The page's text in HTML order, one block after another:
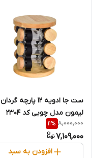
ست جا ادویه ۱۲ پارچه گردان
لیمون مدل چوبی کد 2304
8,000,000
11%
7,109,000
افزودن به سبد